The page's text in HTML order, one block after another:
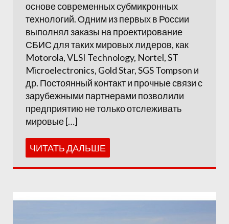
основе современных субмикронных
технологий. Одним из первых в России
выполнял заказы на проектирование
СБИС для таких мировых лидеров, как
Motorola, VLSI Technology, Nortel, ST
Microelectronics, Gold Star, SGS Tompson и
др. Постоянный контакт и прочные связи с
зарубежными партнерами позволили
предприятию не только отслеживать
мировые […]
ЧИТАТЬ ДАЛЬШЕ